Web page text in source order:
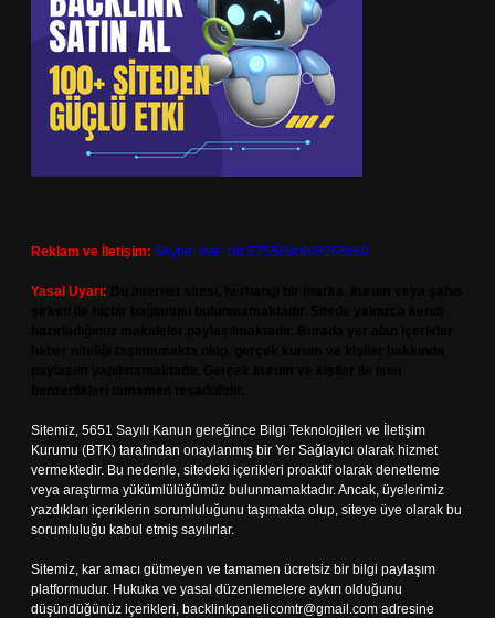
Reklam ve İletişim: Skype: live:.cid.575569c608265c69
Yasal Uyarı:
Sitemiz, 5651 Sayılı Kanun gereğince Bilgi Teknolojileri ve İletişim
Kurumu (BTK) tarafından onaylanmış bir Yer Sağlayıcı olarak hizmet
vermektedir. Bu nedenle, sitedeki içerikleri proaktif olarak denetleme
veya araştırma yükümlülüğümüz bulunmamaktadır. Ancak, üyelerimiz
yazdıkları içeriklerin sorumluluğunu taşımakta olup, siteye üye olarak bu
sorumluluğu kabul etmiş sayılırlar.
Sitemiz, kar amacı gütmeyen ve tamamen ücretsiz bir bilgi paylaşım
platformudur. Hukuka ve yasal düzenlemelere aykırı olduğunu
düşündüğünüz içerikleri, backlinkpanelicomtr@gmail.com adresine